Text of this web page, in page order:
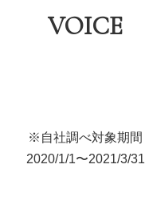
VOICE
※自社調べ対象期間
2020/1/1〜2021/3/31